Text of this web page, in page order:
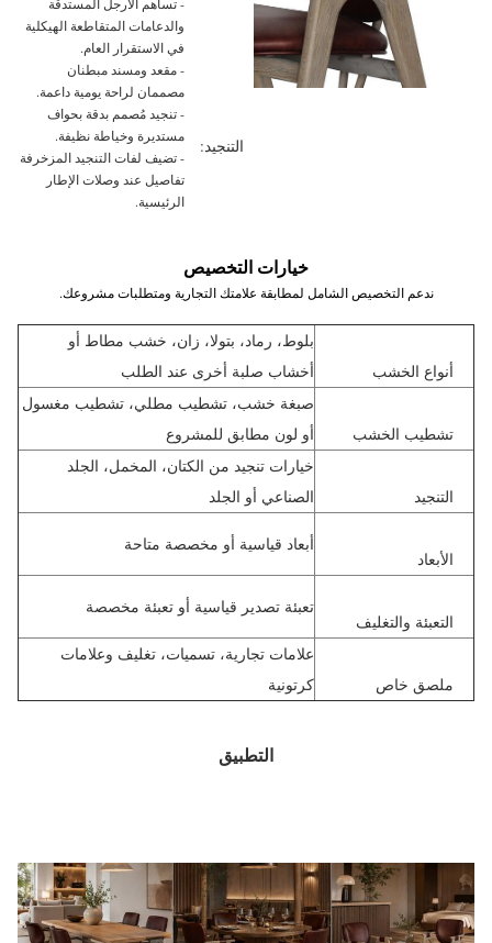
والدعامات المتقاطعة الهيكلية
في الاستقرار العام.
التنجيد:
- مقعد ومسند مبطنان
مصممان لراحة يومية داعمة.
- تنجيد مُصمم بدقة بحواف
مستديرة وخياطة نظيفة.
- تضيف لفات التنجيد المزخرفة
تفاصيل عند وصلات الإطار
الرئيسية.
خيارات التخصيص
ندعم التخصيص الشامل لمطابقة علامتك التجارية ومتطلبات مشروعك.
أنواع الخشب
بلوط، رماد، بتولا، زان، خشب مطاط أو
أخشاب صلبة أخرى عند الطلب
تشطيب الخشب
صبغة خشب، تشطيب مطلي، تشطيب مغسول
أو لون مطابق للمشروع
التنجيد
خيارات تنجيد من الكتان، المخمل، الجلد
الصناعي أو الجلد
الأبعاد
أبعاد قياسية أو مخصصة متاحة
التعبئة والتغليف
تعبئة تصدير قياسية أو تعبئة مخصصة
ملصق خاص
علامات تجارية، تسميات، تغليف وعلامات
كرتونية
التطبيق